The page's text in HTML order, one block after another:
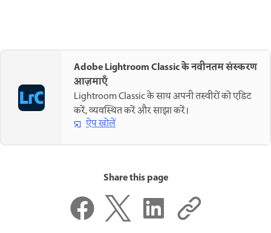
Adobe Lightroom Classic के नवीनतम संस्करण
आज़माएँ
Lightroom Classic के साथ अपनी तस्वीरों को एडिट
करें, व्यवस्थित करें और साझा करें।
ऐप खोलें
Share this page